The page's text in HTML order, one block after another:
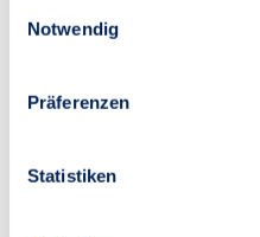
Notwendig
Präferenzen
Statistiken
Wechsel im
Schöller
1. April 2025 neue
Stuttgarter